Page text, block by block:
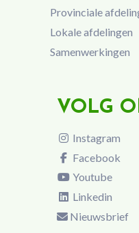
Provinciale
Lokale afdelingen
Samenwerkingen
VOLG
Instagram
Facebook
Youtube
Linkedin
Nieuwsbrief